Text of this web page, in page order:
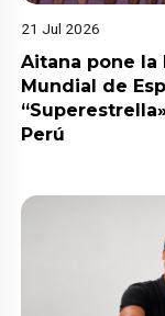
21 Jul 2026
Aitana pone
Mundial de
Perú